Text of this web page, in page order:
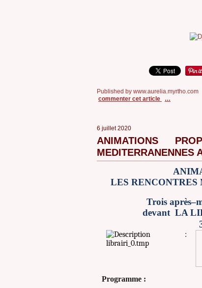
Published by www.aurelia.myrtho.com
commenter cet article
…
6 juillet 2020
ANIMATIONS
MEDITERRANENNES
LES
Trois
devant LA
Programme :